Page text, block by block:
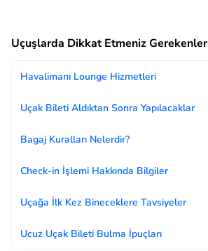
Uçuşlarda Dikkat Etmeniz Gerekenler
Havalimanı Lounge Hizmetleri
Uçak Bileti Aldıktan Sonra Yapılacaklar
Bagaj Kuralları Nelerdir?
Check-in İşlemi Hakkında Bilgiler
Uçağa İlk Kez Bineceklere Tavsiyeler
Ucuz Uçak Bileti Bulma İpuçları